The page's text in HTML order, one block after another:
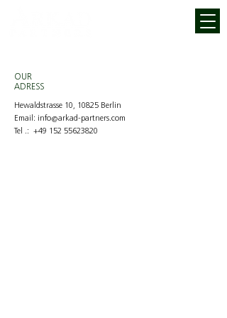
OUR
ADRESS
Hewaldstrasse 10, 10825 Berlin
Email: info@arkad-partners.com
Tel .: +49 152 55623820